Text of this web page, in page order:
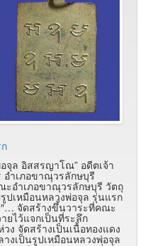
จุล อิสสรญาโณ” อดีตเจ้า
อำเภอขาณุวรลักษบุรี
ะอำเภอขาณุวรลักษบุรี วัตถุ
ปเหมือนหลวงพ่อจุล รุ่นแรก
จัดสร้างขึ้นวาระที่คณะ
ยไว้แจกเป็นที่ระลึก
ง จัดสร้างเป็นเนื้อทองแดง
งเป็นรูปเหมือนหลวงพ่อจุล